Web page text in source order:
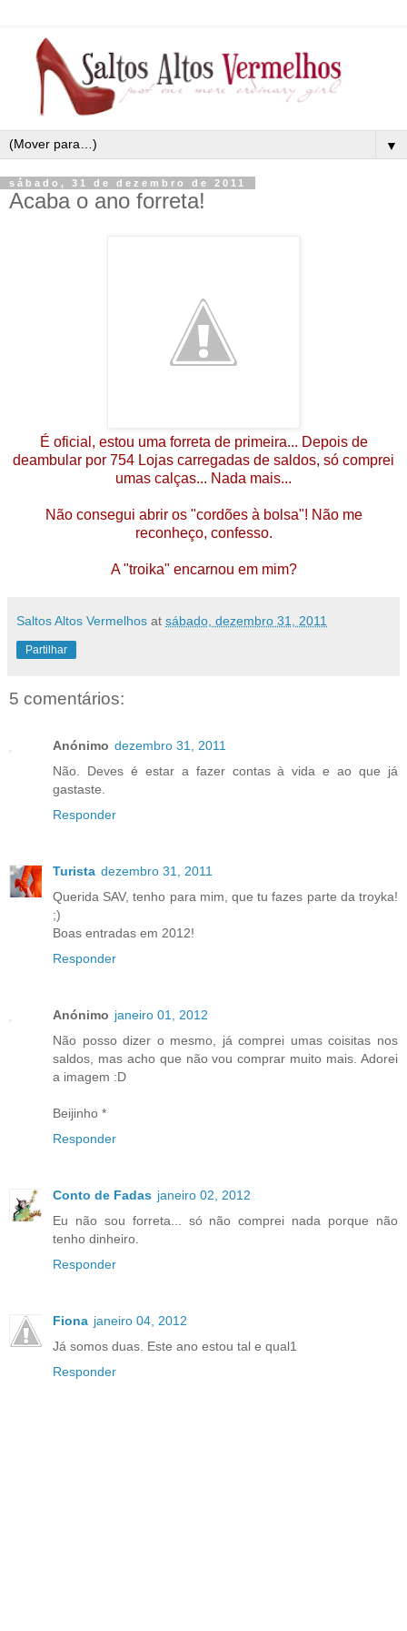
▼
sábado, 31 de dezembro de 2011
Acaba o ano forreta!
É oficial, estou uma forreta de primeira... Depois de
deambular por 754 Lojas carregadas de saldos, só comprei
umas calças... Nada mais...
Não consegui abrir os "cordões à bolsa"! Não me
reconheço, confesso.
A "troika" encarnou em mim?
Saltos Altos Vermelhos at sábado, dezembro 31, 2011
Partilhar
5 comentários:
Anónimo dezembro 31, 2011
Não. Deves é estar a fazer contas à vida e ao que já
gastaste.
Responder
Turista dezembro 31, 2011
Querida SAV, tenho para mim, que tu fazes parte da troyka!
;)
Boas entradas em 2012!
Responder
Anónimo janeiro 01, 2012
Não posso dizer o mesmo, já comprei umas coisitas nos
saldos, mas acho que não vou comprar muito mais. Adorei
a imagem :D
Beijinho *
Responder
Conto de Fadas janeiro 02, 2012
Eu não sou forreta... só não comprei nada porque não
tenho dinheiro.
Responder
Fiona janeiro 04, 2012
Já somos duas. Este ano estou tal e qual1
Responder